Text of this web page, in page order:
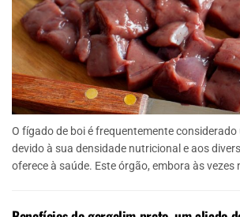
O fígado de boi é frequentemente
devido à sua densidade nutricional e aos
oferece à saúde. Este órgão, embora às vezes